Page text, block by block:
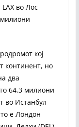
во Лос
кој
континент, но
два
64,3 милиони
во Истанбул
е Лондон